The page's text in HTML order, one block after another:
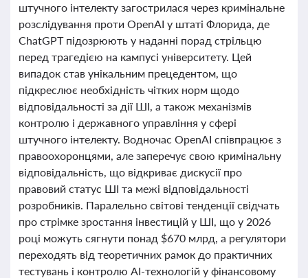
штучного інтелекту загострилася через кримінальне
розслідування проти OpenAI у штаті Флорида, де
ChatGPT підозрюють у наданні порад стрільцю
перед трагедією на кампусі університету. Цей
випадок став унікальним прецедентом, що
підкреслює необхідність чітких норм щодо
відповідальності за дії ШІ, а також механізмів
контролю і державного управління у сфері
штучного інтелекту. Водночас OpenAI співпрацює з
правоохоронцями, але заперечує свою кримінальну
відповідальність, що відкриває дискусії про
правовий статус ШІ та межі відповідальності
розробників. Паралельно світові тенденції свідчать
про стрімке зростання інвестицій у ШІ, що у 2026
році можуть сягнути понад $670 млрд, а регулятори
переходять від теоретичних рамок до практичних
тестувань і контролю AI-технологій у фінансовому